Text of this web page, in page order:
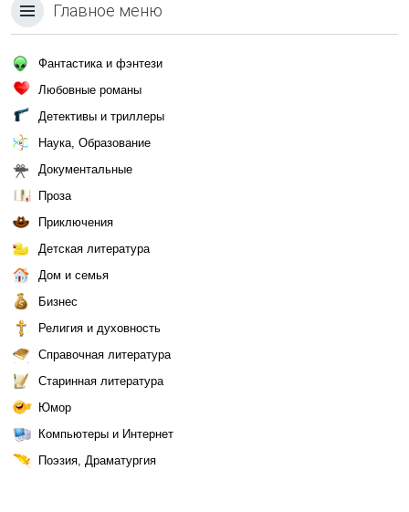
Главное меню
Фантастика и фэнтези
Любовные романы
Детективы и триллеры
Наука, Образование
Документальные
Проза
Приключения
Детская литература
Дом и семья
Бизнес
Религия и духовность
Справочная литература
Старинная литература
Юмор
Компьютеры и Интернет
Поэзия, Драматургия